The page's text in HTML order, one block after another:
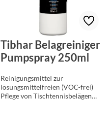
Tibhar Belagreiniger
Pumpspray 250ml
Reinigungsmittel zur
lösungsmittelfreien (VOC-frei)
Pflege von Tischtennisbelägen